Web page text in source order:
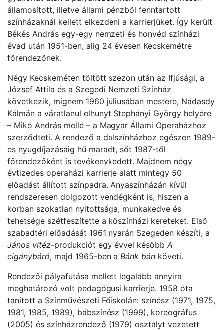
államosított, illetve állami pénzből fenntartott
színházaknál kellett elkezdeni a karrierjüket. Így került
Békés András egy-egy nemzeti és honvéd színházi
évad után 1951-ben, alig 24 évesen Kecskemétre
főrendezőnek.
Négy Kecskeméten töltött szezon után az Ifjúsági, a
József Attila és a Szegedi Nemzeti Színház
következik, mígnem 1960 júliusában mestere, Nádasdy
Kálmán a váratlanul elhunyt Stephányi György helyére
– Mikó András mellé – a Magyar Állami Operaházhoz
szerződteti. A rendező a dalszínházhoz egészen 1989-
es nyugdíjazásáig hű maradt, sőt 1987-től
főrendezőként is tevékenykedett. Majdnem négy
évtizedes operaházi karrierje alatt mintegy 50
előadást állított színpadra. Anyaszínházán kívül
rendszeresen dolgozott vendégként is, hiszen a
korban szokatlan nyitottsága, munkakedve és
tehetsége szétfeszítette a kőszínházi kereteket. Első
szabadtéri előadását 1961 nyarán Szegeden készíti, a
János vitéz-produkciót egy évvel később A
cigánybáró, majd 1965-ben a Bánk bán követi.
Rendezői pályafutása mellett legalább annyira
meghatározó volt pedagógusi karrierje. 1958 óta
tanított a Színművészeti Főiskolán: színész (1971, 1975,
1981, 1985, 1989), bábszínész (1999), koreográfus
(2005) és színházrendező (1979) osztályt vezetett